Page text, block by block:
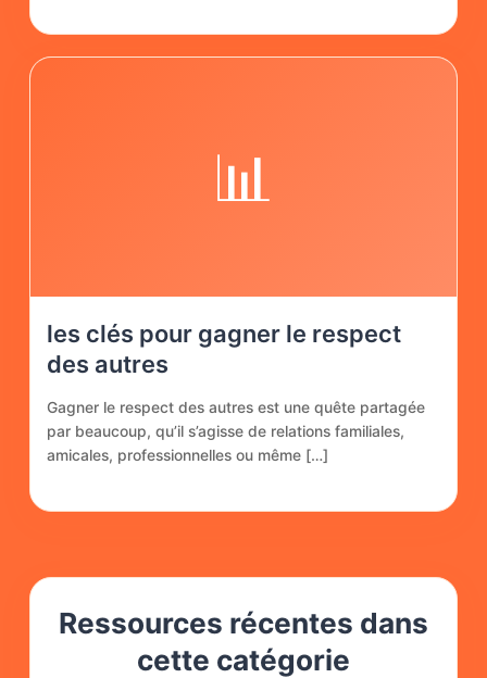
📊
les clés pour gagner le respect
des autres
Gagner le respect des autres est une quête partagée
par beaucoup, qu’il s’agisse de relations familiales,
amicales, professionnelles ou même […]
Ressources récentes dans
cette catégorie